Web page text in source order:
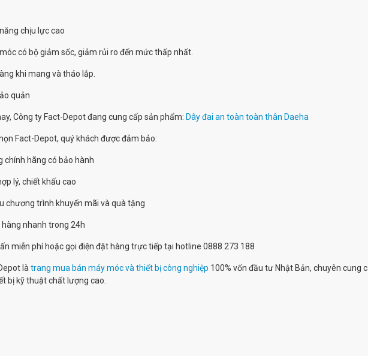
H4501 + EW 71051
990.000đ
100 10m
chịu lực cao
có bộ giảm sốc, giảm rủi ro đến mức thấp nhất.
khi mang và tháo lắp.
quản
Công ty Fact-Depot đang cung cấp sản phẩm: Dây đai an toàn toàn thân Daeha
Fact-Depot, quý khách được đảm bảo:
chính hãng có bảo hành
lý, chiết khấu cao
chương trình khuyến mãi và quà tặng
hàng nhanh trong 24h
miễn phí hoặc gọi điện đặt hàng trực tiếp tại hotline 0888 273 188
là trang mua bán máy móc và thiết bị công nghiệp 100% vốn đầu tư Nhật Bản, chuyên cung
bị kỹ thuật chất lượng cao.